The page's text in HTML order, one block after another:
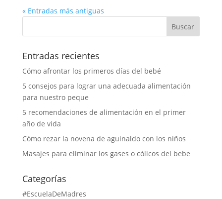
« Entradas más antiguas
Entradas recientes
Cómo afrontar los primeros días del bebé
5 consejos para lograr una adecuada alimentación
para nuestro peque
5 recomendaciones de alimentación en el primer
año de vida
Cómo rezar la novena de aguinaldo con los niños
Masajes para eliminar los gases o cólicos del bebe
Categorías
#EscuelaDeMadres